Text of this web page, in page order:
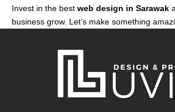
Invest in the best web design in Sarawak
business grow. Let’s make something